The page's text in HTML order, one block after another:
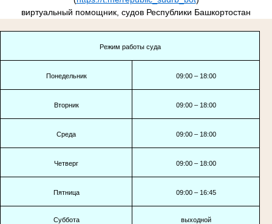
виртуальный помощник, судов Республики Башкортостан
Режим работы суда
Понедельник 09:00 – 18:00
Вторник 09:00 – 18:00
Среда 09:00 – 18:00
Четверг 09:00 – 18:00
Пятница 09:00 – 16:45
Суббота выходной